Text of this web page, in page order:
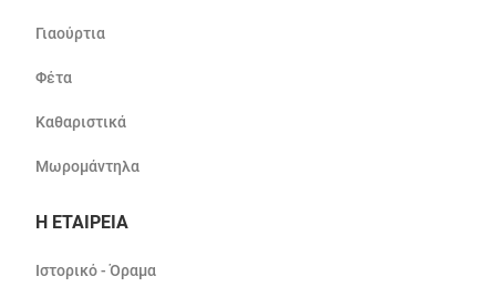
Γιαούρτια
Φέτα
Καθαριστικά
Μωρομάντηλα
Η ΕΤΑΙΡΕΙΑ
Ιστορικό - Όραμα